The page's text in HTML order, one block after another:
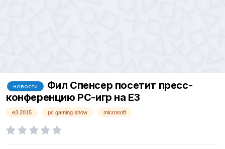
новости
Фил Спенсер посетит пресс-
конференцию РС-игр на Е3
e3 2015 рс gaming show microsoft